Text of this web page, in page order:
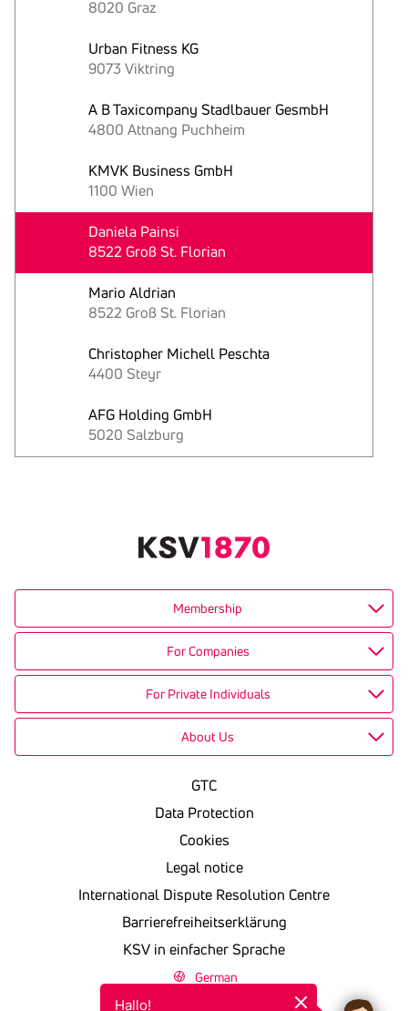
8020 Graz
Urban Fitness KG
9073 Viktring
A B Taxicompany Stadlbauer GesmbH
4800 Attnang Puchheim
KMVK Business GmbH
1100 Wien
Daniela Painsi
8522 Groß St. Florian
Mario Aldrian
8522 Groß St. Florian
Christopher Michell Peschta
4400 Steyr
AFG Holding GmbH
5020 Salzburg
Membership
For Companies
For Private Individuals
About Us
German
GTC
Data Protection
Cookies
Legal notice
International Dispute Resolution Centre
Barrierefreiheitserklärung
KSV in einfacher Sprache
Hallo!